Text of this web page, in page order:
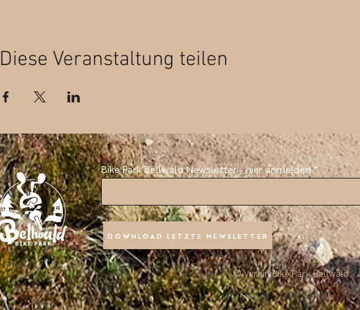
Diese Veranstaltung teilen
Bike Park Bellwald Newsletter - hier anmelden
DOWNLOAD LETZTE NEWSLETTER
© Verein Bike Park Bellwald
Impressum
Datenschutz AGB